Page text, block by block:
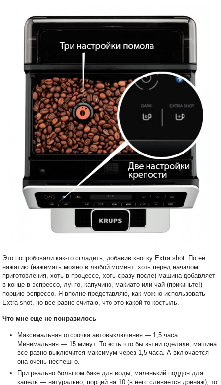
Это попробовали как-то сгладить, добавив кнопку Extra shot. По её
нажатию (нажимать можно в любой момент: хоть перед началом
приготовления, хоть в процессе, хоть сразу после) машина добавляет
в конце в эспрессо, лунго, капучино, макиато или чай (прикиньте!)
порцию эспрессо. Я вполне представляю, как можно использовать
Extra shot, но все равно считаю, что это какой-то костыль.
Что мне еще не понравилось
Максимальная отсрочка автовыключения — 1,5 часа.
Минимальная — 15 минут. То есть что бы вы ни сделали, машина
все равно выключится максимум через 1,5 часа. А включается
она очень неспешно.
При реально большом баке для воды, маленький поддон для
капель — натурально, порций на 10 (в него сливается дренаж), то